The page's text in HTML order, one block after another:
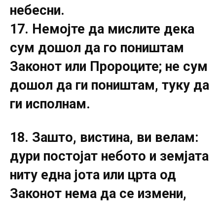
небесни.
17. Немојте да мислите дека
сум дошол да го поништам
Законот или Пророците; не сум
дошол да ги поништам, туку да
ги исполнам.
18. Зашто, вистина, ви велам:
дури постојат небото и земјата
ниту една јота или црта од
Законот нема да се измени,